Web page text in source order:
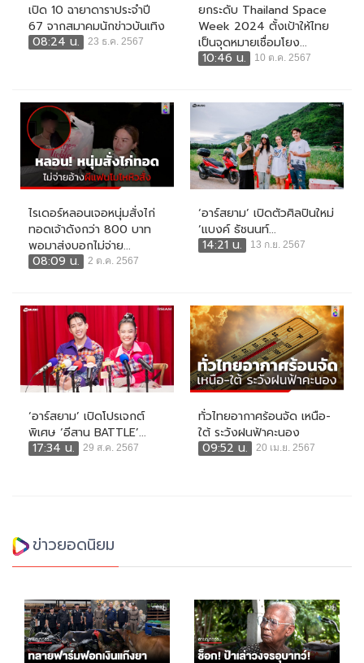
เปิด 10 ฉายาดาราประจำปี
67 จากสมาคมนักข่าวบันเทิง
08:24 น.
23 ธ.ค. 2567
ยกระดับ Thailand Space
Week 2024 ตั้งเป้าให้ไทย
เป็นจุดหมายเชื่อมโยง...
10:46 น.
10 ต.ค. 2567
ไรเดอร์หลอนเจอหนุ่มสั่งไก่
ทอดเจ้าดังกว่า 800 บาท
พอมาส่งบอกไม่จ่าย...
08:09 น.
2 ต.ค. 2567
‘อาร์สยาม’ เปิดตัวศิลปินใหม่
‘แบงค์ ธัชนนท์...
14:21 น.
13 ก.ย. 2567
‘อาร์สยาม’ เปิดโปรเจกต์
พิเศษ ‘อีสาน BATTLE’...
17:34 น.
29 ส.ค. 2567
ทั่วไทยอากาศร้อนจัด เหนือ-
ใต้ ระวังฝนฟ้าคะนอง
09:52 น.
20 เม.ย. 2567
ข่าวยอดนิยม